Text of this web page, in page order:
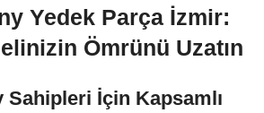
Yedek Parça İzmir:
Ömrünü Uzatın
Sahipleri İçin Kapsamlı